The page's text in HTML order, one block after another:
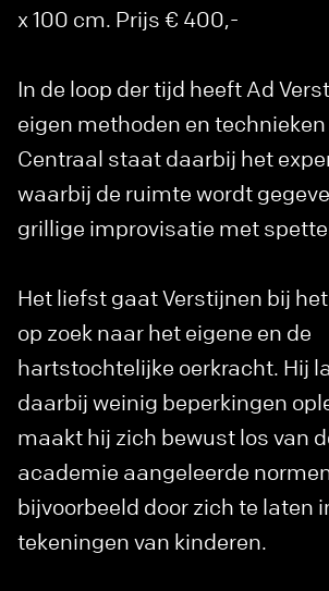
x 100 cm. Prijs € 400,-
In de loop der tijd heeft Ad
eigen methoden en
Centraal staat daarbij het
waarbij de ruimte wordt
grillige improvisatie met
Het liefst gaat Verstijnen bij
op zoek naar het eigene en de
hartstochtelijke oerkracht. Hij
daarbij weinig beperkingen
maakt hij zich bewust los van
academie aangeleerde
bijvoorbeeld door zich te laten
tekeningen van kinderen.